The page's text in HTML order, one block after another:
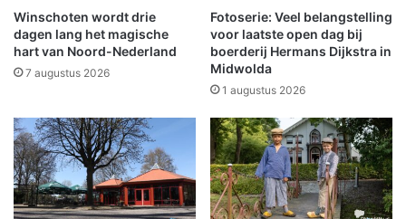
e
k
i
i
n
g
e
n
e
k
g
a
1
8
b
r
a
Winschoten wordt drie
dagen lang het magische
hart van Noord-Nederland
7 augustus 2026
Fotoserie: Veel belangstelling
voor laatste open dag bij
boerderij Hermans Dijkstra in
Midwolda
1 augustus 2026